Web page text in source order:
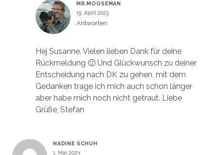
MR.MOOSEMAN
15. April 2023
Antworten
Hej Susanne. Vielen lieben Dank für deine
Rückmeldung 🙂 Und Glückwunsch zu deiner
Entscheidung nach DK zu gehen, mit dem
Gedanken trage ich mich auch schon länger
aber habe mich noch nicht getraut. Liebe
Grüße, Stefan
NADINE SCHUH
1. Mai 2023